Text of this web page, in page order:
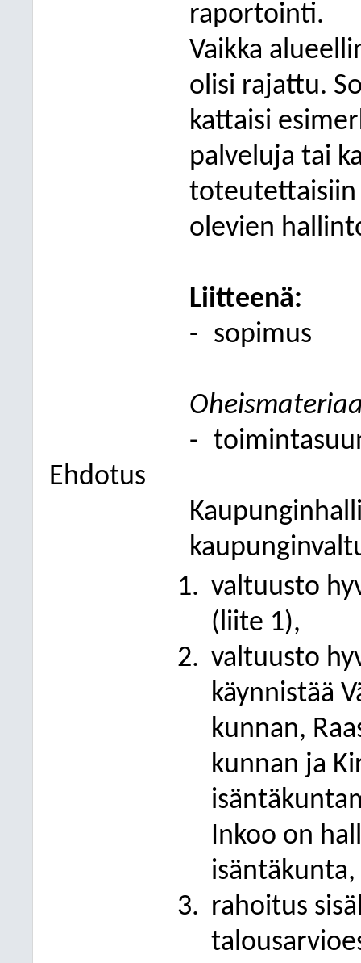
raportointi.
Vaikka
olisi rajattu.
kattaisi
palveluja tai
toteutettaisiin
olevien
Liitteenä:
- sopimus
-
Ehdotus
valtuusto
(liite 1),
valtuusto
käynnistää
kunnan,
kunnan ja
Inkoo on
isäntäkunta,
rahoitus